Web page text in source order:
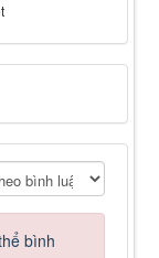
bình